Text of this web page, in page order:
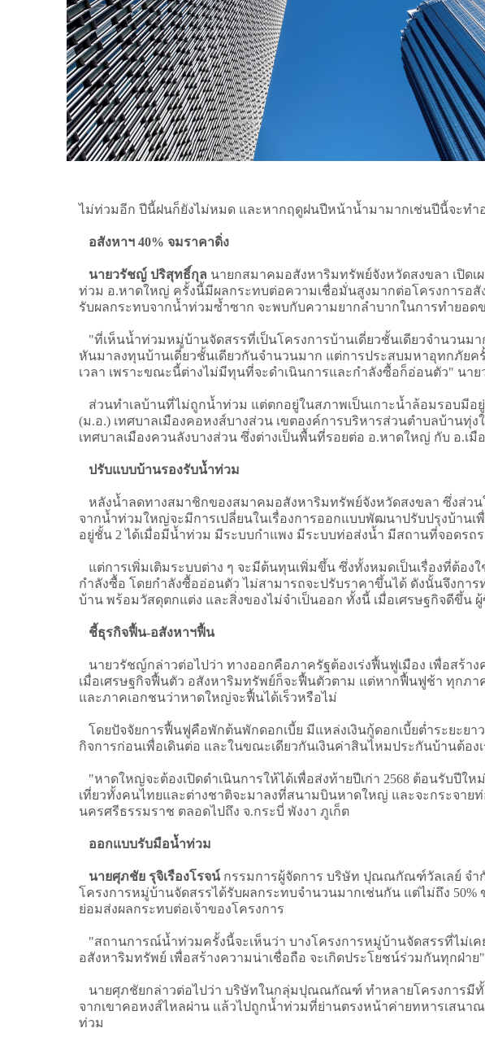
ไม่ท่วมอีก ปีนี้ฝนก็ยังไม่หมด และหากฤดูฝนปีหน้าน้ำมามากเช่นปีนี้จะทำ
อสังหาฯ 40% จมราคาดิ่ง
นายวรัชญ์ ปริสุทธิ์กุล นายกสมาคมอสังหาริมทรัพย์จังหวัดสงขลา เปิด
ท่วม อ.หาดใหญ่ ครั้งนี้มีผลกระทบต่อความเชื่อมั่นสูงมากต่อโครงการอ
รับผลกระทบจากน้ำท่วมซ้ำซาก จะพบกับความยากลำบากในการทำยอด
"ที่เห็นน้ำท่วมหมู่บ้านจัดสรรที่เป็นโครงการบ้านเดี่ยวชั้นเดียวจำนวนม
หันมาลงทุนบ้านเดี่ยวชั้นเดียวกันจำนวนมาก แต่การประสบมหาอุทกภัยค
เวลา เพราะขณะนี้ต่างไม่มีทุนที่จะดำเนินการและกำลังซื้อก็อ่อนตัว" นา
ส่วนทำเลบ้านที่ไม่ถูกน้ำท่วม แต่ตกอยู่ในสภาพเป็นเกาะน้ำล้อมรอบมี
(ม.อ.) เทศบาลเมืองคอหงส์บางส่วน เขตองค์การบริหารส่วนตำบลบ้าน
เทศบาลเมืองควนลังบางส่วน ซึ่งต่างเป็นพื้นที่รอยต่อ อ.หาดใหญ่ กับ อ.เมื
ปรับแบบบ้านรองรับน้ำท่วม
หลังน้ำลดทางสมาชิกของสมาคมอสังหาริมทรัพย์จังหวัดสงขลา ซึ่งส่วน
จากน้ำท่วมใหญ่จะมีการเปลี่ยนในเรื่องการออกแบบพัฒนาปรับปรุงบ้าน
อยู่ชั้น 2 ได้เมื่อมีน้ำท่วม มีระบบกำแพง มีระบบท่อส่งน้ำ มีสถานที่จอดรถ
แต่การเพิ่มเติมระบบต่าง ๆ จะมีต้นทุนเพิ่มขึ้น ซึ่งทั้งหมดเป็นเรื่องที่ต้อ
กำลังซื้อ โดยกำลังซื้ออ่อนตัว ไม่สามารถจะปรับราคาขึ้นได้ ดังนั้นจึงก
บ้าน พร้อมวัสดุตกแต่ง และสิ่งของไม่จำเป็นออก ทั้งนี้ เมื่อเศรษฐกิจดีขึ้น
ชี้ธุรกิจฟื้น-อสังหาฯฟื้น
นายวรัชญ์กล่าวต่อไปว่า ทางออกคือภาครัฐต้องเร่งฟื้นฟูเมือง เพื่อสร้าง
เมื่อเศรษฐกิจฟื้นตัว อสังหาริมทรัพย์ก็จะฟื้นตัวตาม แต่หากฟื้นฟูช้า ทุกภา
และภาคเอกชนว่าหาดใหญ่จะฟื้นได้เร็วหรือไม่
โดยปัจจัยการฟื้นฟูคือพักต้นพักดอกเบี้ย มีแหล่งเงินกู้ดอกเบี้ยต่ำระยะยา
กิจการก่อนเพื่อเดินต่อ และในขณะเดียวกันเงินค่าสินไหมประกันบ้านต้อง
"หาดใหญ่จะต้องเปิดดำเนินการให้ได้เพื่อส่งท้ายปีเก่า 2568 ต้อนรับปีให
เที่ยวทั้งคนไทยและต่างชาติจะมาลงที่สนามบินหาดใหญ่ และจะกระจาย
นครศรีธรรมราช ตลอดไปถึง จ.กระบี่ พังงา ภูเก็ต
ออกแบบรับมือน้ำท่วม
นายศุภชัย รุจิเรืองโรจน์กรรมการผู้จัดการ บริษัท ปุณณกัณฑ์วัลเลย์ จำ
โครงการหมู่บ้านจัดสรรได้รับผลกระทบจำนวนมากเช่นกัน แต่ไม่ถึง
ย่อมส่งผลกระทบต่อเจ้าของโครงการ
"สถานการณ์น้ำท่วมครั้งนี้จะเห็นว่า บางโครงการหมู่บ้านจัดสรรที่ไม่
อสังหาริมทรัพย์ เพื่อสร้างความน่าเชื่อถือ จะเกิดประโยชน์ร่วมกันทุกฝ่า
นายศุภชัยกล่าวต่อไปว่า บริษัทในกลุ่มปุณณกัณฑ์ ทำหลายโครงการมี
จากเขาคอหงส์ไหลผ่าน แล้วไปถูกน้ำท่วมที่ย่านตรงหน้าค่ายทหารเสน
ท่วม